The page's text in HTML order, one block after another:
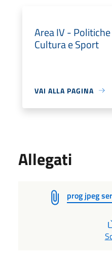
Area IV - Politiche
Cultura e Sport
VAI ALLA PAGINA
Allegati
prog jpeg